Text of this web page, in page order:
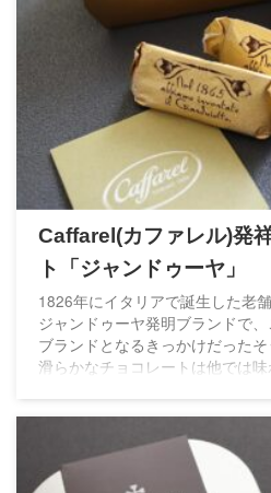
Caffarel(カファレル)発
ト「ジャンドゥーヤ」
1826年にイタリアで誕生した老
ジャンドゥーヤ発明ブランドで
ブランドとなるきっかけだった
滑らかなチョコレートは他では